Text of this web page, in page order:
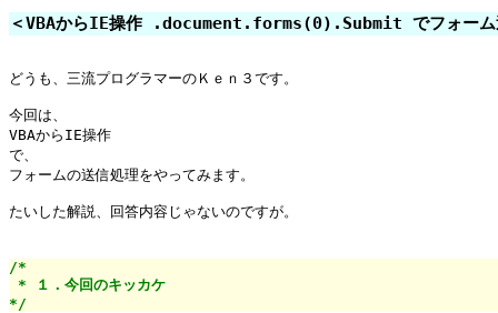
＜VBAからIE操作 .document.forms(0).Submit でフォーム
どうも、三流プログラマーのＫｅｎ３です。
今回は、
VBAからIE操作
で、
フォームの送信処理をやってみます。
たいした解説、回答内容じゃないのですが。
/*
* １．今回のキッカケ
*/